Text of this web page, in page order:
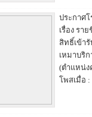
ประกาศ
เรื่อง ร
สิทธิ์เข้า
เหมาบริ
(ตำแหน่ง
โพสเมื่อ :